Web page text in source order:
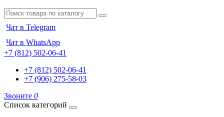
Чат в Telegram
Чат в WhatsApp
+7 (812) 502-06-41
+7 (812) 502-06-41
+7 (906) 275-58-03
Звоните 0
Список категорий